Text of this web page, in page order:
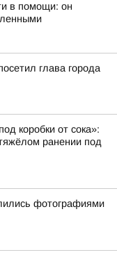
в помощи: он
глава города
коробки от сока»:
ранении под
фотографиями